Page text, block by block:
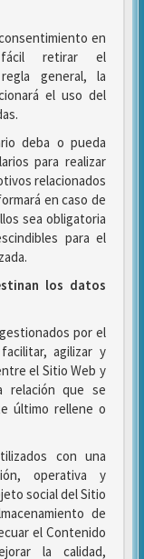
en
fácil retirar el
general, la
el uso del
deba o pueda
para realizar
relacionados
en caso de
sea obligatoria
para el
los datos
por el
agilizar y
el Sitio Web y
relación que se
último rellene o
con una
operativa y
social del Sitio
de
el Contenido
la calidad,